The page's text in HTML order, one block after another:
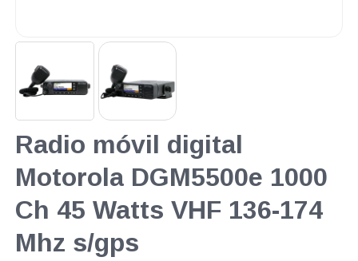
Radio móvil digital
Motorola DGM5500e 1000
Ch 45 Watts VHF 136-174
Mhz s/gps